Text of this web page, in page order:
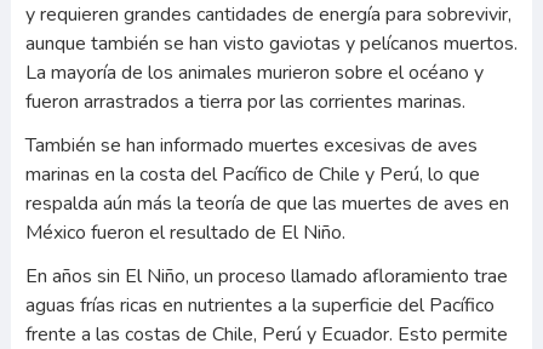
y requieren grandes cantidades de energía para sobrevivir,
aunque también se han visto gaviotas y pelícanos muertos.
La mayoría de los animales murieron sobre el océano y
fueron arrastrados a tierra por las corrientes marinas.
También se han informado muertes excesivas de aves
marinas en la costa del Pacífico de Chile y Perú, lo que
respalda aún más la teoría de que las muertes de aves en
México fueron el resultado de El Niño.
En años sin El Niño, un proceso llamado afloramiento trae
aguas frías ricas en nutrientes a la superficie del Pacífico
frente a las costas de Chile, Perú y Ecuador. Esto permite